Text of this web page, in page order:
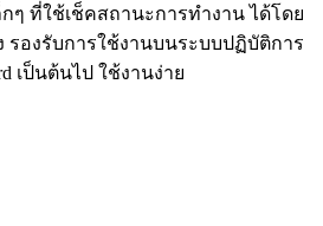
ๆ ที่ใช้เช็คสถานะการทำงาน ได้โดย
รองรับการใช้งานบนระบบปฏิบัติการ
เป็นต้นไป ใช้งานง่าย